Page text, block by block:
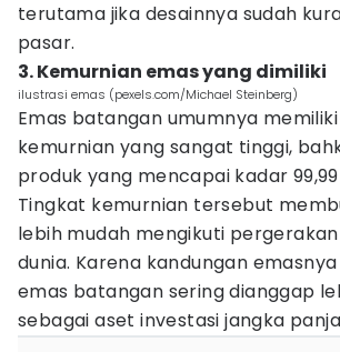
terutama jika desainnya sudah
pasar.
3. Kemurnian emas yang dimiliki
ilustrasi emas (pexels.com/Michael Steinberg)
Emas batangan umumnya
kemurnian yang sangat tinggi,
produk yang mencapai kadar
Tingkat kemurnian tersebut
lebih mudah mengikuti
dunia. Karena kandungan
emas batangan sering dianggap
sebagai aset investasi jangka